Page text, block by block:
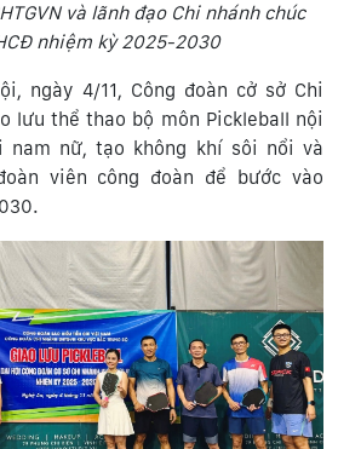
và lãnh đạo Chi nhánh chúc
nhiệm kỳ 2025-2030
ngày 4/11, Công đoàn cở sở Chi
lưu thể thao bộ môn Pickleball nội
nam nữ, tạo không khí sôi nổi và
viên công đoàn để bước vào